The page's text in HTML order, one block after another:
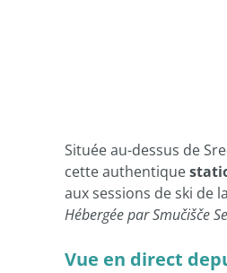
Située au-dessus de
cette authentique
aux sessions de ski de
Hébergée par Smučišče
Vue en direct